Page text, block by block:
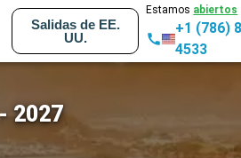
Salidas de EE.
UU.
Estamos abiertos
+1 (786)
4533
2027